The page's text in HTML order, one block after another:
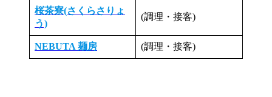
桜茶寮(さくらさりょ
う)
(調理・接客)
NEBUTA 麺房 (調理・接客)